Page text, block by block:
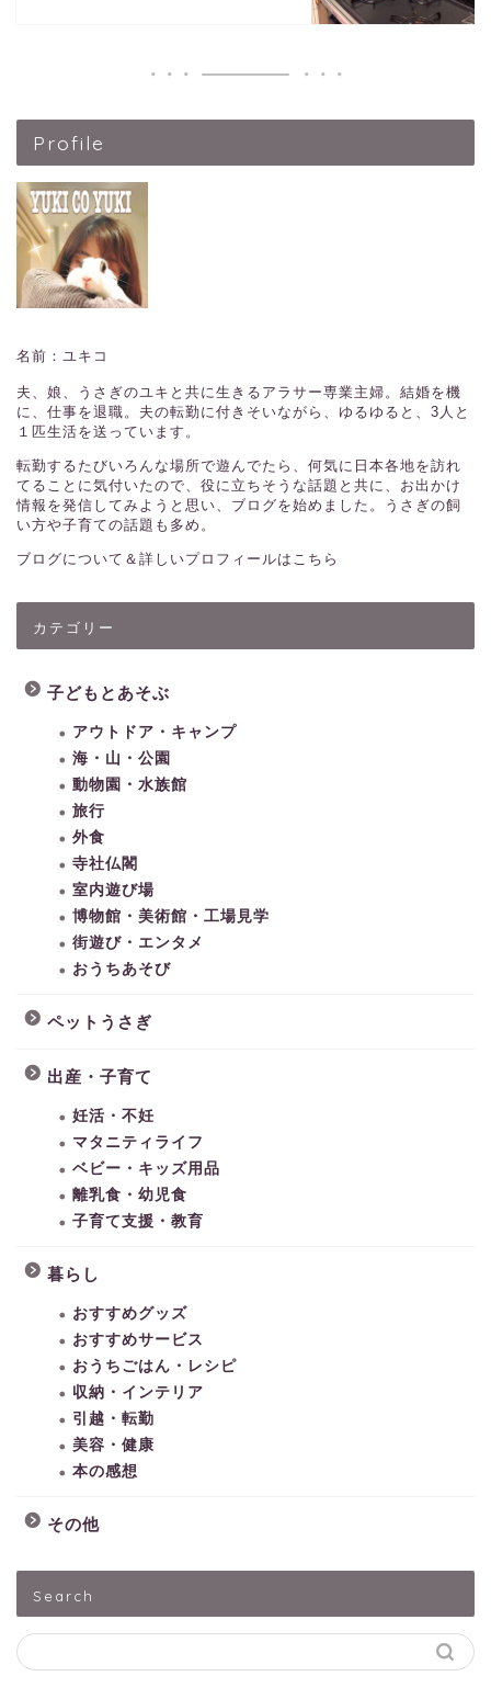
Profile
名前：ユキコ
夫、娘、うさぎのユキと共に生きるアラサー専業主婦。結婚を機
に、仕事を退職。夫の転勤に付きそいながら、ゆるゆると、3人と
１匹生活を送っています。
転勤するたびいろんな場所で遊んでたら、何気に日本各地を訪れ
てることに気付いたので、役に立ちそうな話題と共に、お出かけ
情報を発信してみようと思い、ブログを始めました。うさぎの飼
い方や子育ての話題も多め。
ブログについて＆詳しいプロフィールはこちら
カテゴリー
子どもとあそぶ
アウトドア・キャンプ
海・山・公園
動物園・水族館
旅行
外食
寺社仏閣
室内遊び場
博物館・美術館・工場見学
街遊び・エンタメ
おうちあそび
ペットうさぎ
出産・子育て
妊活・不妊
マタニティライフ
ベビー・キッズ用品
離乳食・幼児食
子育て支援・教育
暮らし
おすすめグッズ
おすすめサービス
おうちごはん・レシピ
収納・インテリア
引越・転勤
美容・健康
本の感想
その他
Search